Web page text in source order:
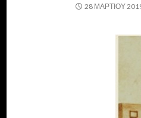
28 ΜΑΡΤΊΟΥ